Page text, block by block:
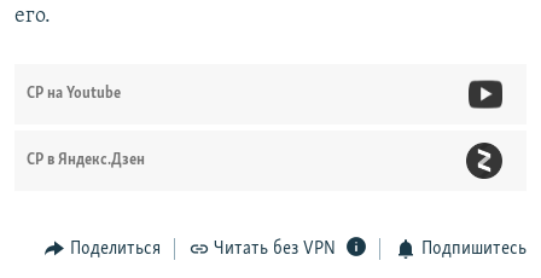
его.
СР на Youtube
СР в Яндекс.Дзен
Поделиться Читать без VPN Подпишитесь